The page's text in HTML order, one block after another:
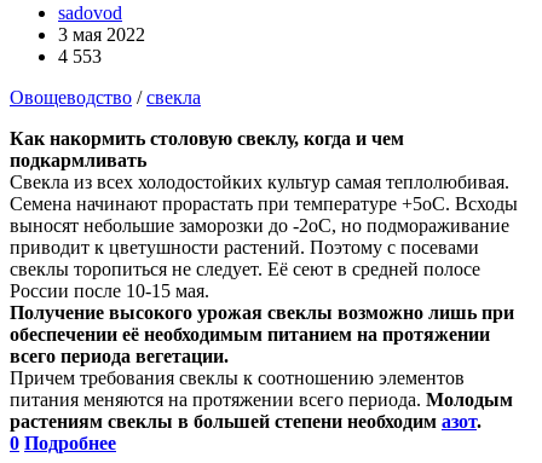
sadovod
3 мая 2022
4 553
Овощеводство /свекла
Как накормить столовую свеклу, когда и чем
подкармливать
Свекла из всех холодостойких культур самая теплолюбивая.
Семена начинают прорастать при температуре +5оС. Всходы
выносят небольшие заморозки до -2оС, но подмораживание
приводит к цветушности растений. Поэтому с посевами
свеклы торопиться не следует. Её сеют в средней полосе
России после 10-15 мая.
Получение высокого урожая свеклы возможно лишь при
обеспечении её необходимым питанием на протяжении
всего периода вегетации.
Причем требования свеклы к соотношению элементов
питания меняются на протяжении всего периода. Молодым
растениям свеклы в большей степени необходим азот.
0 Подробнее